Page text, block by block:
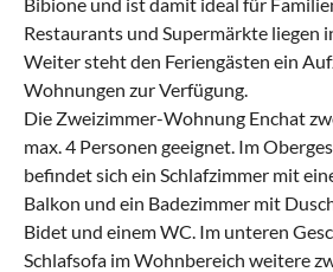
Restaurants und Supermärkte liegen
Weiter steht den Feriengästen ein
Wohnungen zur Verfügung.
Die Zweizimmer-Wohnung Enchat
max. 4 Personen geeignet. Im
befindet sich ein Schlafzimmer mit
Balkon und ein Badezimmer mit
Bidet und einem WC. Im unteren
Schlafsofa im Wohnbereich weitere